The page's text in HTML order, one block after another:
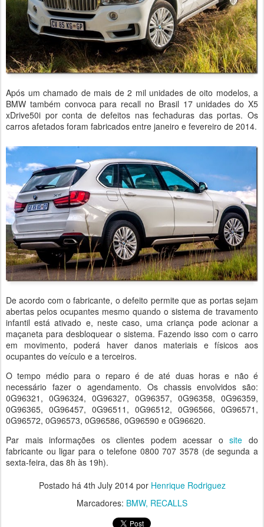
Após um chamado de mais de 2 mil unidades de oito modelos, a
BMW também convoca para recall no Brasil 17 unidades do X5
xDrive50i por conta de defeitos nas fechaduras das portas. Os
carros afetados foram fabricados entre janeiro e fevereiro de 2014.
De acordo com o fabricante, o defeito permite que as portas sejam
abertas pelos ocupantes mesmo quando o sistema de travamento
infantil está ativado e, neste caso, uma criança pode acionar a
maçaneta para desbloquear o sistema. Fazendo isso com o carro
em movimento, poderá haver danos materiais e físicos aos
ocupantes do veículo e a terceiros.
O tempo médio para o reparo é de até duas horas e não é
necessário fazer o agendamento. Os chassis envolvidos são:
0G96321, 0G96324, 0G96327, 0G96357, 0G96358, 0G96359,
0G96365, 0G96457, 0G96511, 0G96512, 0G96566, 0G96571,
0G96572, 0G96573, 0G96586, 0G96590 e 0G96620.
Par mais informações os clientes podem acessar osite do
fabricante ou ligar para o telefone 0800 707 3578 (de segunda a
sexta-feira, das 8h às 19h).
Postado há 4th July 2014por Henrique Rodriguez
Marcadores: BMW RECALLS